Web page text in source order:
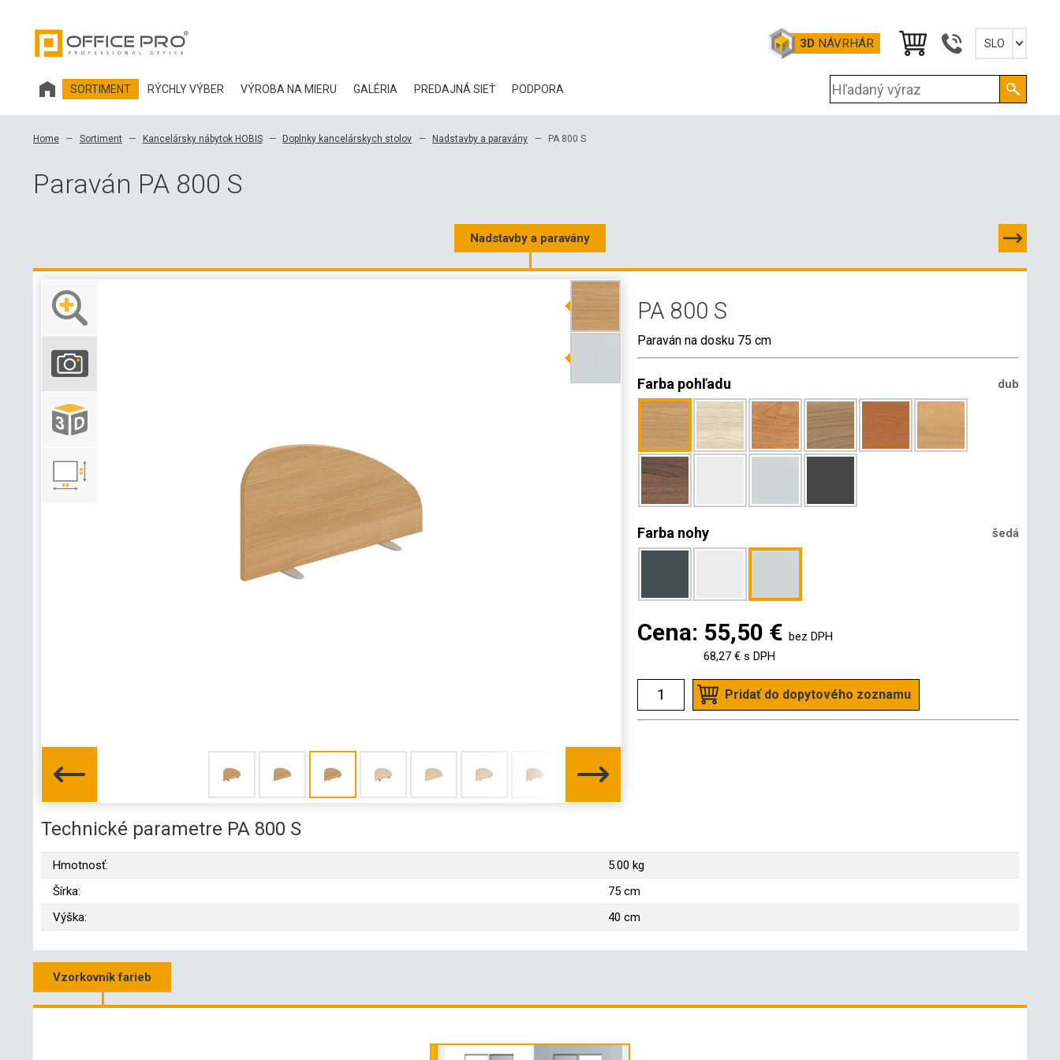
3D NÁVRHÁR SLO
English
SORTIMENT RÝCHLY VÝBER VÝROBA NA MIERU GALÉRIA PREDAJNÁ SIEŤ PODPORA
BLOG
NA STIAHNUTIE
3D DATA
VEĽKOOBCHODNÉ KONTAKTY
Home Sortiment Kancelársky nábytok HOBIS Doplnky kancelárskych stolov Nadstavby a paravány PA 800 S
Paraván PA 800 S
Nadstavby a paravány
PA 800 S
Paraván na dosku 75 cm
Farba pohľadu dub
Farba nohy šedá
Cena: 55,50 € bez DPH
68,27 € s DPH
Pridať do dopytového zoznamu
Technické parametre PA 800 S
Hmotnosť:
5.00 kg
Šírka:
75 cm
Výška:
40 cm
Vzorkovník farieb